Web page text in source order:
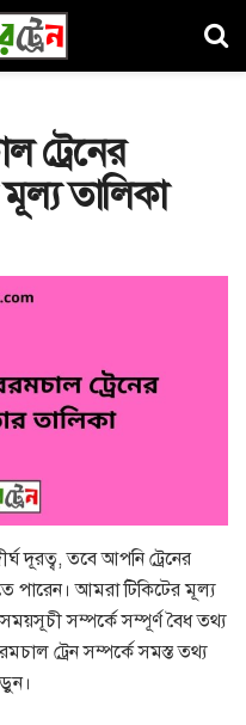
ট্রেনের
তালিকা
দূরত্ব, তবে আপনি ট্রেনের
পারেন। আমরা টিকিটের মূল্য
সম্পর্কে সম্পূর্ণ বৈধ তথ্য
ট্রেন সম্পর্কে সমস্ত তথ্য